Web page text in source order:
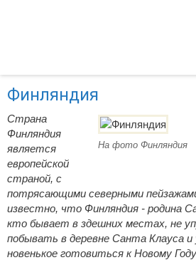
Финляндия
На фото Финляндия
Страна
Финляндия
является
европейской
страной, с
потрясающими северными
известно, что Финляндия - родина
кто бывает в здешних местах, не
побывать в деревне Санта Клауса
новенькое готовиться к Новому